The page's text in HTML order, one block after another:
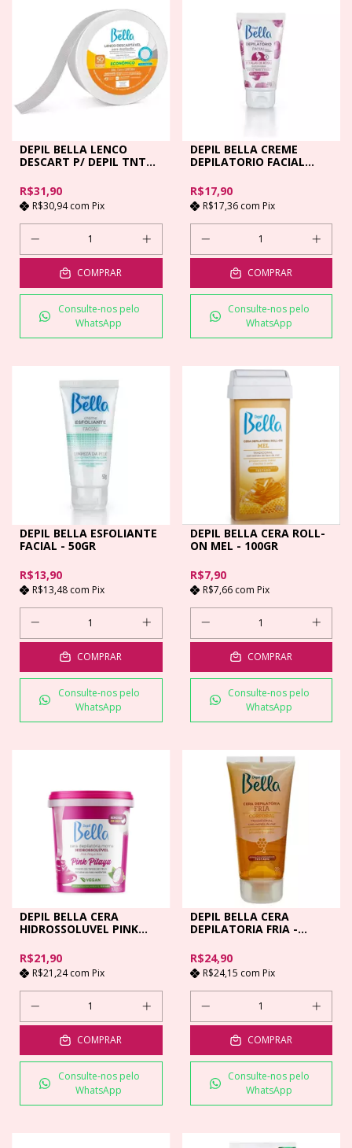
DEPIL BELLA LENCO
DESCART P/ DEPIL TNT
R$31,90
R$30,94com Pix
COMPRAR
Consulte-nos pelo
WhatsApp
DEPIL BELLA CREME
DEPILATORIO FACIAL
R$17,90
R$17,36 com Pix
COMPRAR
Consulte-nos pelo
WhatsApp
DEPIL BELLA ESFOLIANTE
FACIAL - 50GR
R$13,90
R$13,48 com Pix
COMPRAR
Consulte-nos pelo
WhatsApp
DEPIL BELLA CERA ROLL-
ON MEL - 100GR
R$7,90
R$7,66 com Pix
COMPRAR
Consulte-nos pelo
WhatsApp
DEPIL BELLA CERA
HIDROSSOLUVEL PINK
R$21,90
R$21,24com Pix
COMPRAR
Consulte-nos pelo
WhatsApp
DEPIL BELLA CERA
DEPILATORIA FRIA -
R$24,90
R$24,15 com Pix
COMPRAR
Consulte-nos pelo
WhatsApp